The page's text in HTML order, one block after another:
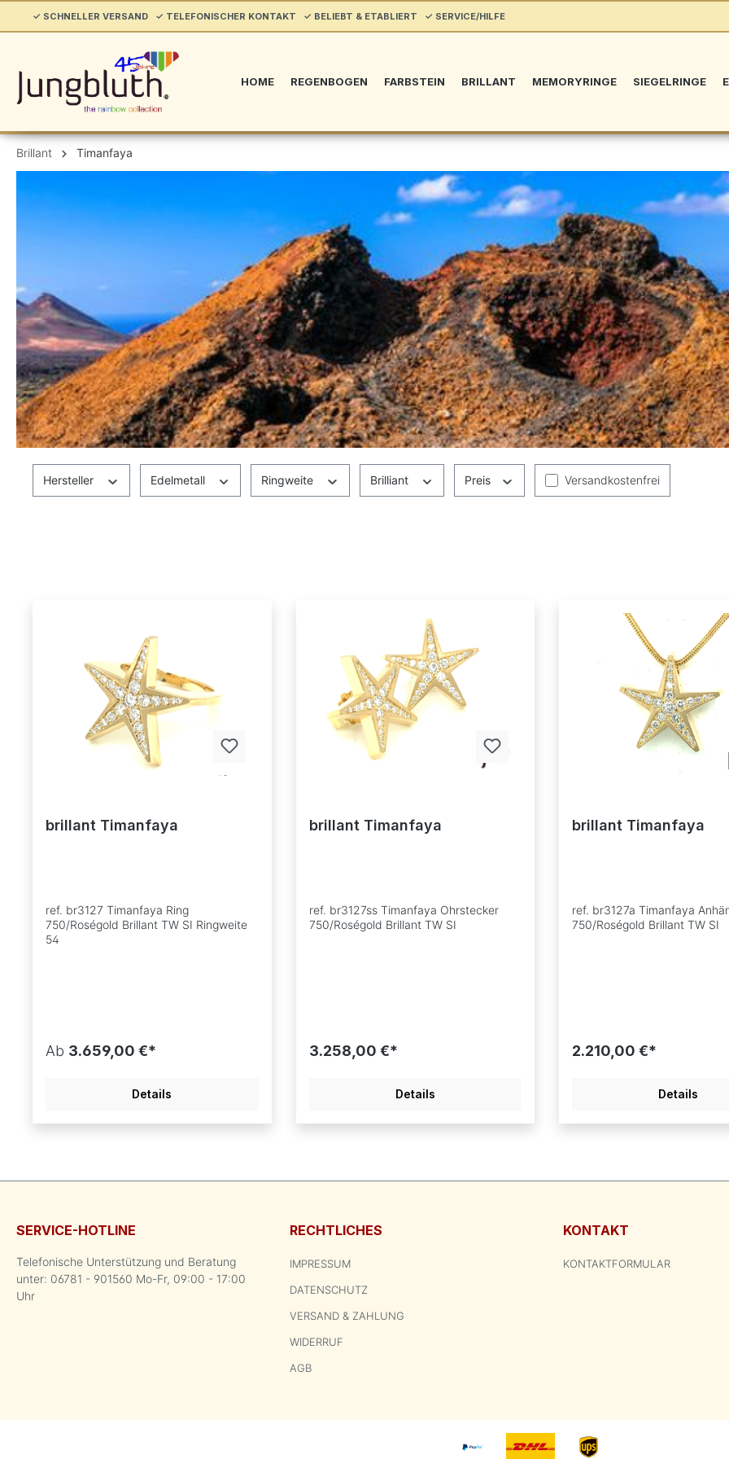
Zur Hauptnavigation springen
✓ SCHNELLER VERSAND ✓ TELEFONISCHER KONTAKT ✓ BELIEBT & ETABLIERT ✓ SERVICE/HILFE
HOME REGENBOGEN FARBSTEIN BRILLANT MEMORYRINGE SIEGELRINGE
Brillant Timanfaya
Hersteller Edelmetall Ringweite Brilliant Preis Filter hinzufügen:
Versandkostenfrei
brillant Timanfaya
ref. br3127 Timanfaya Ring
750/Roségold Brillant TW SI Ringweite
54
Ab 3.659,00 €*
Details
brillant Timanfaya
ref. br3127ss Timanfaya Ohrstecker
750/Roségold Brillant TW SI
3.258,00 €*
Details
brillant Timanfaya
ref. br3127a Timanfaya
750/Roségold Brillant TW SI
2.210,00 €*
Details
SERVICE-HOTLINE
Telefonische Unterstützung und Beratung
unter: 06781 - 901560 Mo-Fr, 09:00 - 17:00
Uhr
RECHTLICHES
IMPRESSUM
DATENSCHUTZ
VERSAND & ZAHLUNG
WIDERRUF
AGB
KONTAKT
KONTAKTFORMULAR